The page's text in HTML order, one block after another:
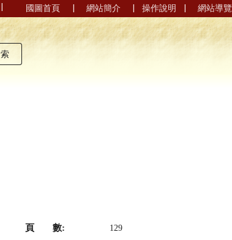
| 國圖首頁 | 網站簡介 | 操作說明 | 網站導覽
頁 數: 129